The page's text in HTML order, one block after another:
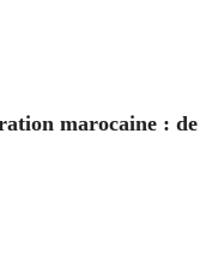
marocaine : de